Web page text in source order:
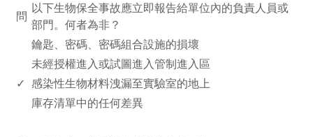
問
以下生物保全事故應立即報告給單位內的負責人員或
部門。何者為非？
鑰匙、密碼、密碼組合設施的損壞
未經授權進入或試圖進入管制進入區
✓
感染性生物材料洩漏至實驗室的地上
庫存清單中的任何差異